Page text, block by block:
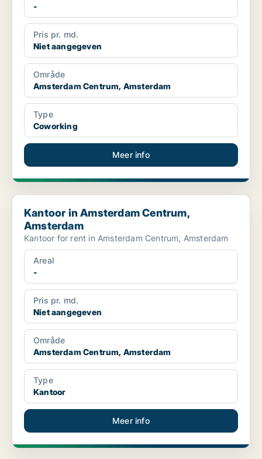
-
Pris pr. md.
Niet aangegeven
Område
Amsterdam Centrum, Amsterdam
Type
Coworking
Meer info
Kantoor in Amsterdam Centrum, Amsterdam
Kantoor in Amsterdam Centrum,
Amsterdam
Kantoor for rent in Amsterdam Centrum, Amsterdam
Areal
-
Pris pr. md.
Niet aangegeven
Område
Amsterdam Centrum, Amsterdam
Type
Kantoor
Meer info